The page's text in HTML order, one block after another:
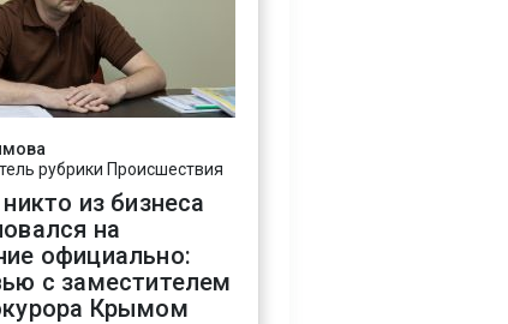
рубрики Происшествия
из бизнеса
на
официально:
с заместителем
Крымом